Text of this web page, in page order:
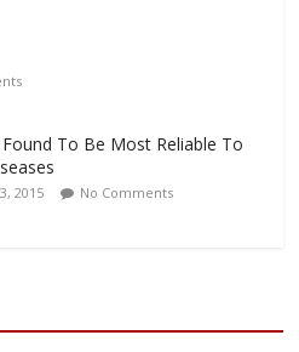
To Be Most Reliable To
2015 No Comments